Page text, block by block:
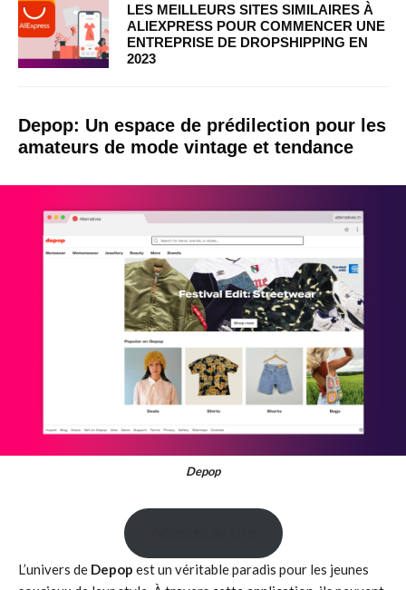
LES MEILLEURS SITES SIMILAIRES À
ALIEXPRESS POUR COMMENCER UNE
ENTREPRISE DE DROPSHIPPING EN
2023
Depop: Un espace de prédilection pour les
amateurs de mode vintage et tendance
Depop
L’univers de Depop est un véritable paradis pour les jeunes